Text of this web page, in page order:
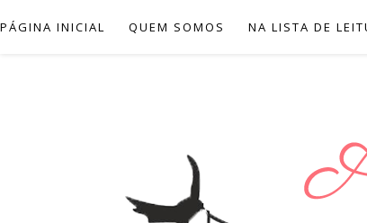
PÁGINA INICIAL QUEM SOMOS NA LISTA DE